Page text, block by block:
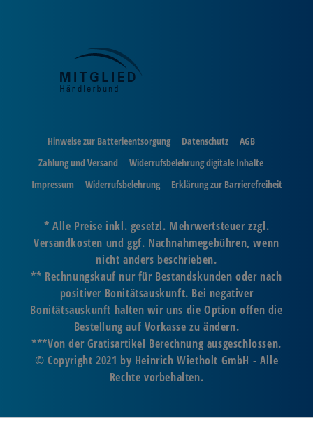
Hinweise zur Batterieentsorgung Datenschutz
AGB
Zahlung und Versand
Widerrufsbelehrung digitale Inhalte
Impressum
Widerrufsbelehrung Erklärung zur Barrierefreiheit
* Alle Preise inkl. gesetzl. Mehrwertsteuer zzgl.
Versandkosten und ggf. Nachnahmegebühren, wenn
nicht anders beschrieben.
** Rechnungskauf nur für Bestandskunden oder nach
positiver Bonitätsauskunft. Bei negativer
Bonitätsauskunft halten wir uns die Option offen die
Bestellung auf Vorkasse zu ändern.
***Von der Gratisartikel Berechnung ausgeschlossen.
© Copyright 2021 by Heinrich Wietholt GmbH - Alle
Rechte vorbehalten.